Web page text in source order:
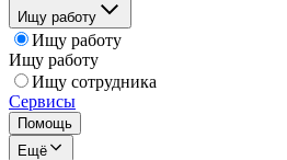
Ищу работу
Ищу работу
Ищу работу
Ищу сотрудника
Сервисы
Помощь
Ещё